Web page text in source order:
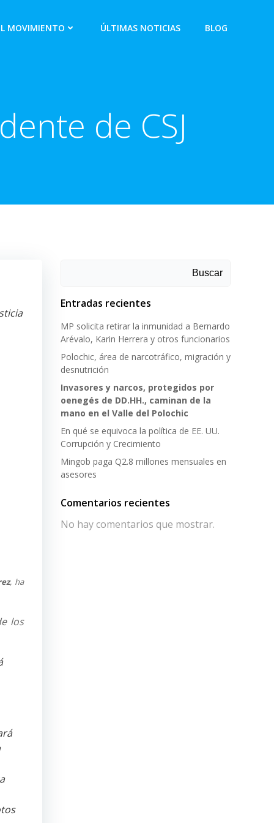
MOVIMIENTO ÚLTIMAS NOTICIAS BLOG
de CSJ
, ha
los
Buscar
Entradas recientes
MP solicita retirar la inmunidad a Bernardo
Arévalo, Karin Herrera y otros funcionarios
Polochic, área de narcotráfico, migración y
desnutrición
Invasores y narcos, protegidos por
oenegés de DD.HH., caminan de la
mano en el Valle del Polochic
En qué se equivoca la política de EE. UU.
Corrupción y Crecimiento
Mingob paga Q2.8 millones mensuales en
asesores
Comentarios recientes
No hay comentarios que mostrar.